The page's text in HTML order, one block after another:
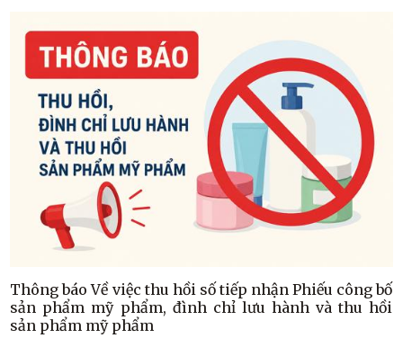
Thông báo Về việc thu hồi số tiếp nhận Phiếu công bố
sản phẩm mỹ phẩm, đình chỉ lưu hành và thu hồi
sản phẩm mỹ phẩm